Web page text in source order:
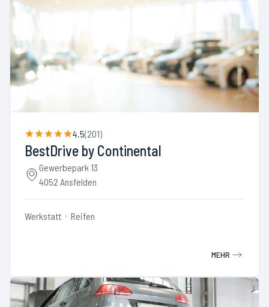
4.5(201)
BestDrive by Continental
Gewerbepark 13
4052 Ansfelden
Werkstatt Reifen
MEHR